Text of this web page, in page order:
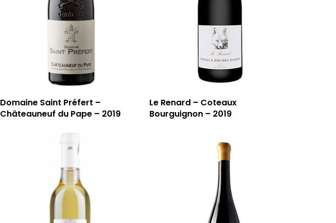
Domaine Saint Préfert –
Châteauneuf du Pape – 2019
Le Renard – Coteaux
Bourguignon – 2019